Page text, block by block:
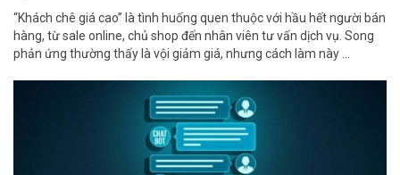
“Khách chê giá cao” là tình huống quen thuộc với hầu hết người bán
hàng, từ sale online, chủ shop đến nhân viên tư vấn dịch vụ. Song
phản ứng thường thấy là vội giảm giá, nhưng cách làm này ...